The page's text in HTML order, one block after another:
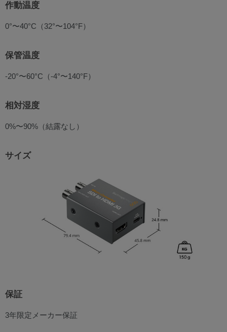
作動温度
0°〜40°C（32°〜104°F）
保管温度
-20°〜60°C（-4°〜140°F）
相対湿度
0%〜90%（結露なし）
サイズ
保証
3年限定メーカー保証